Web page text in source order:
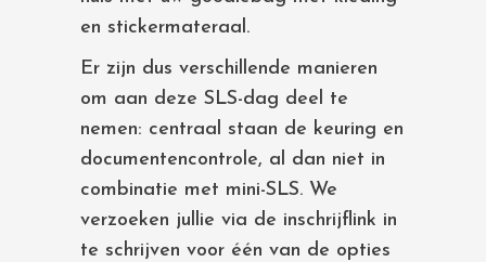
en stickermateraal.
Er zijn dus verschillende manieren
om aan deze SLS-dag deel te
nemen: centraal staan de keuring en
documentencontrole, al dan niet in
combinatie met mini-SLS. We
verzoeken jullie via de inschrijflink in
te schrijven voor één van de opties